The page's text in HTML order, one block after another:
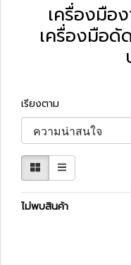
เครื่องมือ
เครื่องมือ
เรียงตาม
ไม่พบสินค้า